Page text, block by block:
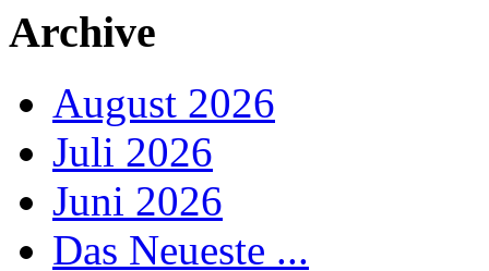
Archive
August 2026
Juli 2026
Juni 2026
Das Neueste ...